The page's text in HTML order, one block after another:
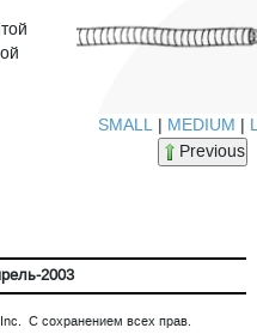
SMALL | MEDIUM |
Previous
2003
С сохранением всех прав.